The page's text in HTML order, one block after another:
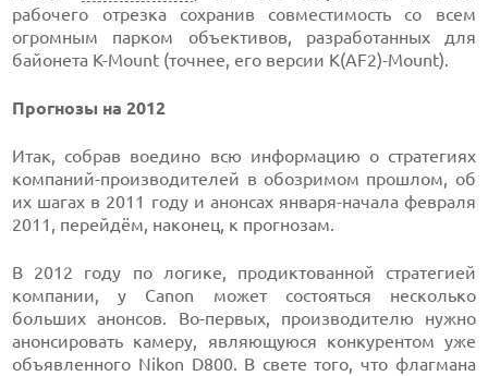
рабочего отрезка сохранив совместимость со всем
огромным парком объективов, разработанных для
байонета K-Mount (точнее, его версии K(AF2)-Mount).
Прогнозы на 2012
Итак, собрав воедино всю информацию о стратегиях
компаний-производителей в обозримом прошлом, об
их шагах в 2011 году и анонсах января-начала февраля
2011, перейдём, наконец, к прогнозам.
В 2012 году по логике, продиктованной стратегией
компании, у Canon может состояться несколько
больших анонсов. Во-первых, производителю нужно
анонсировать камеру, являющуюся конкурентом уже
объявленного Nikon D800. В свете того, что флагмана